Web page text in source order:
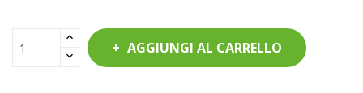
AGGIUNGI AL CARRELLO